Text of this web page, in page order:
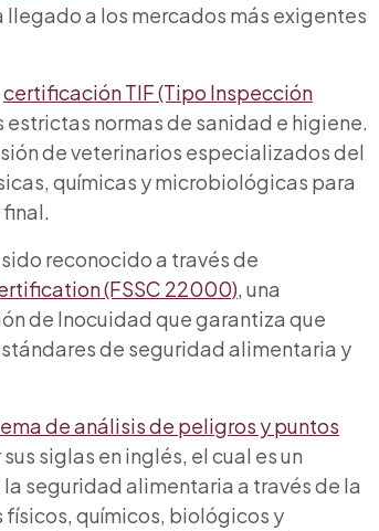
llegado a los mercados más exigentes
certificación TIF (Tipo Inspección
normas de sanidad e higiene.
de veterinarios especializados del
químicas y microbiológicas para
reconocido a través de
(FSSC 22000), una
de Inocuidad que garantiza que
de seguridad alimentaria y
de análisis de peligros y puntos
siglas en inglés, el cual es un
seguridad alimentaria a través de la
químicos, biológicos y